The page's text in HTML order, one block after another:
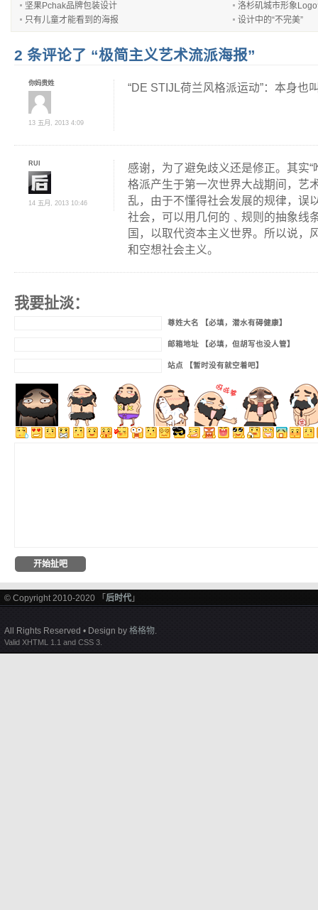
坚果Pchak品牌包装设计
洛杉矶城市形象
只有儿童才能看到的海报
设计中的“不完美”
2 条评论了 “极简主义艺术流派海报”
你妈贵姓
13 五月, 2013 4:09
“DE STIJL荷兰风格派运动”：本身
RUI
14 五月, 2013 10:46
感谢，为了避免歧义还是修正。其实
格派产生于第一次世界大战期间，艺
乱，由于不懂得社会发展的规律，误
社会，可以用几何的﹑规则的抽象线
国，以取代资本主义世界。所以说，
和空想社会主义。
我要扯淡：
尊姓大名 【必填，潜水有碍健康】
邮箱地址 【必填，但胡写也没人管】
站点 【暂时没有就空着吧】
© Copyright 2010-2020 「 后时代 」
All Rights Reserved • Design by 格格物.
Valid XHTML 1.1 and CSS 3.